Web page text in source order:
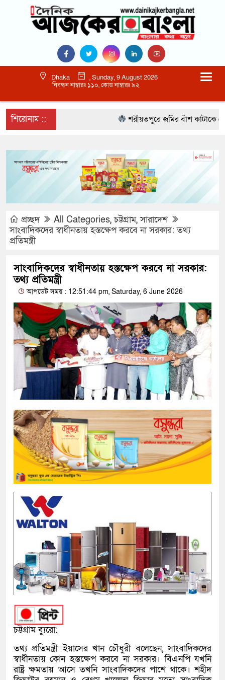
Dhaka
, Sunday, 9 August 2026
নিবন্ধন নাম্বারঃ ১১০, কোড নাম্বারঃ ৯২
শিরোনাম :: শরীয়তপুরে জমির বাঁশ কাটাকে
প্রচ্ছদ All Categories,চট্টগ্রাম,সারাদেশ
সাংবাদিকদের স্বাধীনতায় হস্তক্ষেপ করবে না সরকার: তথ্য
প্রতিমন্ত্রী
সাংবাদিকদের স্বাধীনতায় হস্তক্ষেপ করবে না সরকার:
তথ্য প্রতিমন্ত্রী
আপডেট সময় : 12:51:44 pm, Saturday, 6 June 2026
চট্টগ্রাম ব্যুরো:
তথ্য প্রতিমন্ত্রী ইয়াসের খান চৌধুরী বলেছেন, সাংবাদিকদের
স্বাধীনতায় কোন হস্তক্ষেপ করবে না সরকার। বিএনপি যখনি
রাষ্ট্র ক্ষমতায় আসে তখনি সাংবাদিকদের পাশে থাকে। শহীদ